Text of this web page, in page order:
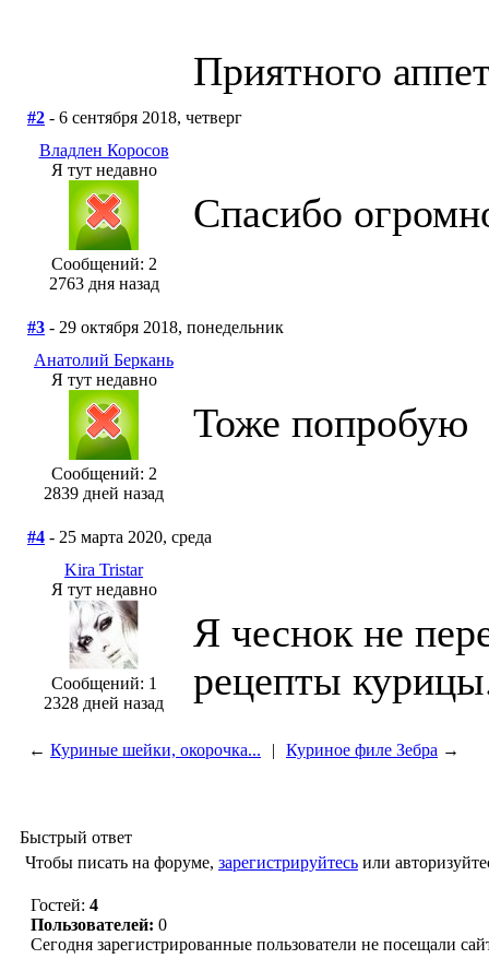
Приятного
#2 - 6 сентября 2018, четверг
Владлен Коросов
Я тут недавно
Сообщений: 2
2763 дня назад
Спасибо
#3 - 29 октября 2018, понедельник
Анатолий Беркань
Я тут недавно
Сообщений: 2
2839 дней назад
Тоже попробую
#4 - 25 марта 2020, среда
Kira Tristar
Я тут недавно
Сообщений: 1
2328 дней назад
Я чеснок не
рецепты
← Куриные шейки, окорочка... | Куриное филе Зебра →
Быстрый ответ
Чтобы писать на форуме, зарегистрируйтесь или
Гостей: 4
Пользователей: 0
Сегодня зарегистрированные пользователи не посещали